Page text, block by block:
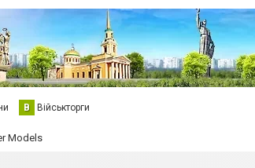
В Військторги
Models